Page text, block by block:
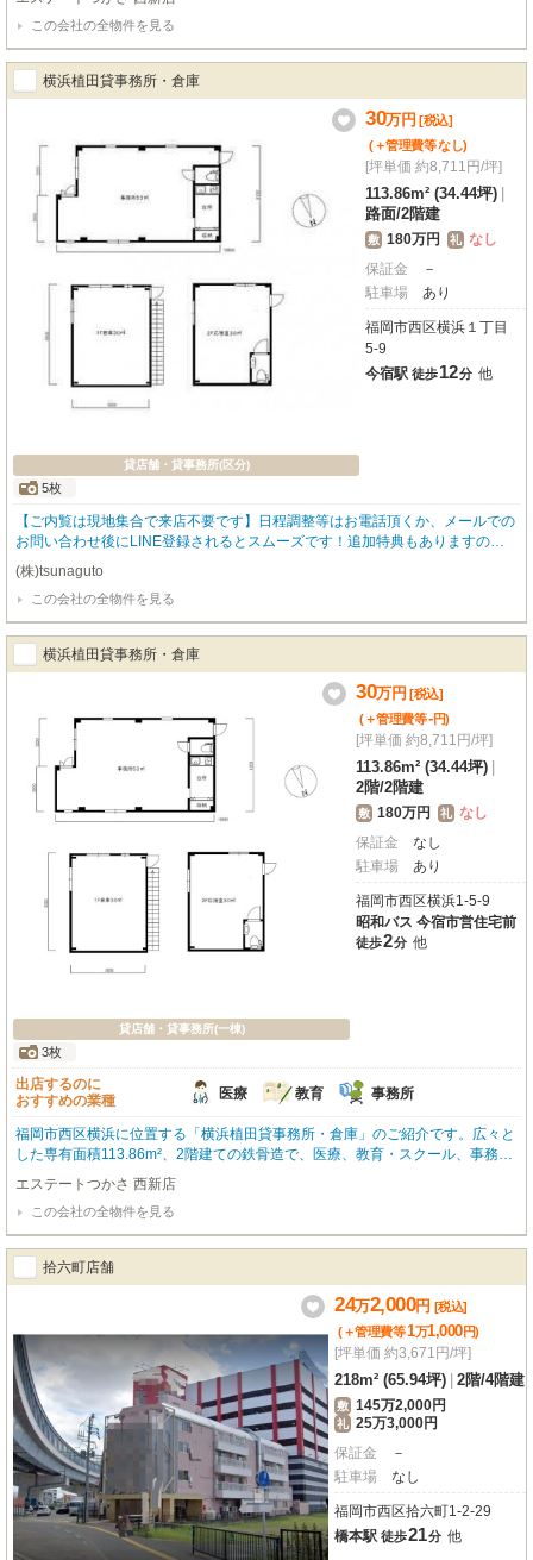
この会社の全物件を見る
横浜植田貸事務所・倉庫
貸店舗・貸事務所(区分)
5枚
30万円 [税込]
(＋管理費等なし)
[坪単価 約8,711円/坪]
113.86m² (34.44坪)
路面/2階建
敷 180万円 礼 なし
保証金
－
駐車場
あり
福岡市西区横浜１丁目
5-9
今宿駅 徒歩12分 他
【ご内覧は現地集合で来店不要です】日程調整等はお電話頂くか、メールでの
お問い合わせ後にLINE登録されるとスムーズです！追加特典もありますので
詳細はお気軽にお問い合わせ下さい♪
(株)tsunaguto
この会社の全物件を見る
横浜植田貸事務所・倉庫
貸店舗・貸事務所(一棟)
3枚
30万円 [税込]
(＋管理費等-円)
[坪単価 約8,711円/坪]
113.86m² (34.44坪)
2階/2階建
敷 180万円 礼 なし
保証金
なし
駐車場
あり
福岡市西区横浜1-5-9
昭和バス 今宿市営住宅前
徒歩2分 他
出店するのに
おすすめの業種
医療 教育 事務所
福岡市西区横浜に位置する「横浜植田貸事務所・倉庫」のご紹介です。広々と
した専有面積113.86m²、2階建ての鉄骨造で、医療、教育・スクール、事務所
など幅広いビジネスにご活用いただけます。バス停「今宿市営住宅前」まで徒
歩2分とアクセスも良好。JR筑肥線「今宿駅」へも徒歩14分で、通勤にも便利
です。敷地内には嬉しい無料駐車場が5台分も完備されており、お車でのご来
社が多い業種様にも安心です。エアコンも設置済みで、快適な執務空間をすぐ
にスタートできますね。周辺にはスーパー、コンビニ、ドラッグストア、病院
が徒歩圏内に揃い、従業員の皆様にとっても便利な環境が魅力です。初期費用
を抑えたい方には嬉しい礼金0円！8月下旬～9月初旬よりご入居いただけま
す。飲食業はご遠慮いただいておりますが、それ以外の業種で新たなビジネス
チャンスをお探しの方にぴったりの物件です。ぜひお気軽にお問い合わせくだ
さい。
エステートつかさ 西新店
この会社の全物件を見る
拾六町店舗
24万2,000円 [税込]
(＋管理費等1万1,000円)
[坪単価 約3,671円/坪]
218m² (65.94坪) 2階/4階建
敷 145万2,000円
礼 25万3,000円
保証金
－
駐車場
なし
福岡市西区拾六町1-2-29
橋本駅 徒歩21分 他